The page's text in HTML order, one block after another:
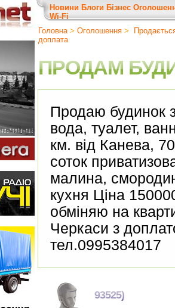
Новини Блоги Бізнес
Wi-Fi
Головна> Оголошення >
доплата
ПРОДАМ
Продаю будинок
вода, туалет,
км. від Канева,
соток
малина,
кухня Ціна
обміняю на
Черкаси з
тел.0995384017
93525)